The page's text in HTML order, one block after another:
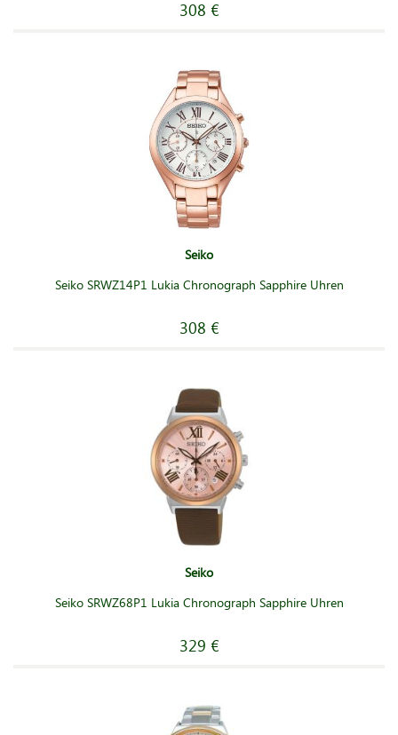
308 €
Seiko
Seiko SRWZ14P1 Lukia Chronograph Sapphire Uhren
308 €
Seiko
Seiko SRWZ68P1 Lukia Chronograph Sapphire Uhren
329 €